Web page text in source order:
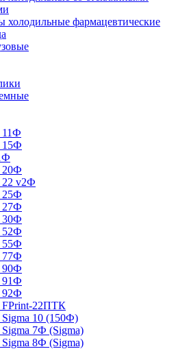
фармацевтические
v2Ф
22ПТК
10 (150Ф)
7Ф (Sigma)
8Ф (Sigma)